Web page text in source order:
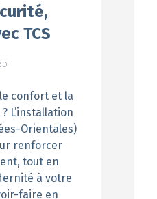
TCS
confort et la
L’installation
Orientales)
renforcer
tout en
à votre
faire en